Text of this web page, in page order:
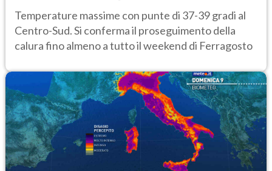
Temperature massime con punte di 37-39 gradi al
Centro-Sud. Si conferma il proseguimento della
calura fino almeno a tutto il weekend di Ferragosto